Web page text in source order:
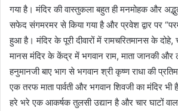
गया है। मंदिर की वास्तुकला बहुत ही मनमोहक और
सफेद संगमरमर से किया गया है और प्रवेश द्वार पर
हुआ है। मंदिर के पूरी दीवारों में रामचरितमानस के दोहे,
मानस मंदिर के केंद्र में भगवान राम, माता जानकी और
हनुमानजी बाए भाग से भगवान श्री कृष्ण राधा की
एक तरफ माता पार्वती और भगवान शिवजी का मंदिर
हरे भरे एक आकर्षक तुलसी उद्यान है और चार घाटों